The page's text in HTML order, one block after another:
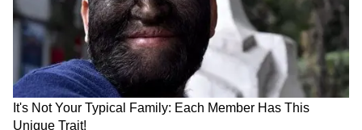
पानी? खुल गया सबसे बड़ा राज